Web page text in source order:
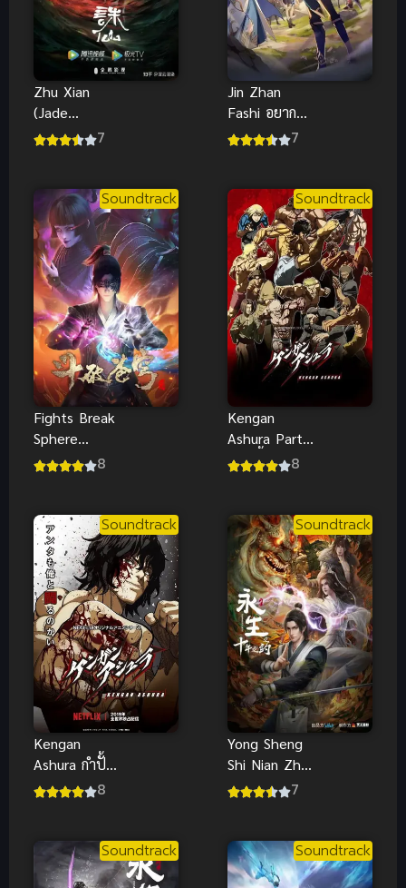
Zhu Xian
(Jade
Dynasty) จู
ภาค 1
7
Jin Zhan
Fashi อยาก
เป็นยอดยุทธ์
ภาค 1
7
Soundtrack
Fights Break
Sphere
Season 4 8
Soundtrack
Kengan
Ashura Part
2 กำปั้นอสูร
8
Soundtrack
Kengan
Ashura กำปั้น
อสูร โทคิตะ8
Soundtrack
Yong Sheng
Shi Nian Zhi
Yue
ภาค 2
7
Soundtrack Soundtrack